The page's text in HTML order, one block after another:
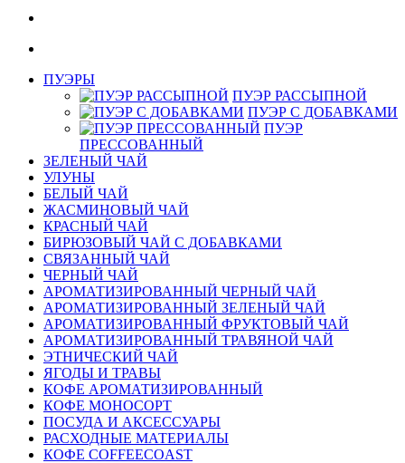
ПУЭРЫ
ПУЭР РАССЫПНОЙ
ПУЭР С ДОБАВКАМИ
ПУЭР
ПРЕССОВАННЫЙ
ЗЕЛЕНЫЙ ЧАЙ
УЛУНЫ
БЕЛЫЙ ЧАЙ
ЖАСМИНОВЫЙ ЧАЙ
КРАСНЫЙ ЧАЙ
БИРЮЗОВЫЙ ЧАЙ С ДОБАВКАМИ
СВЯЗАННЫЙ ЧАЙ
ЧЕРНЫЙ ЧАЙ
АРОМАТИЗИРОВАННЫЙ ЧЕРНЫЙ ЧАЙ
АРОМАТИЗИРОВАННЫЙ ЗЕЛЕНЫЙ ЧАЙ
АРОМАТИЗИРОВАННЫЙ ФРУКТОВЫЙ ЧАЙ
АРОМАТИЗИРОВАННЫЙ ТРАВЯНОЙ ЧАЙ
ЭТНИЧЕСКИЙ ЧАЙ
ЯГОДЫ И ТРАВЫ
КОФЕ АРОМАТИЗИРОВАННЫЙ
КОФЕ МОНОСОРТ
ПОСУДА И АКСЕССУАРЫ
РАСХОДНЫЕ МАТЕРИАЛЫ
КОФЕ COFFEECOAST